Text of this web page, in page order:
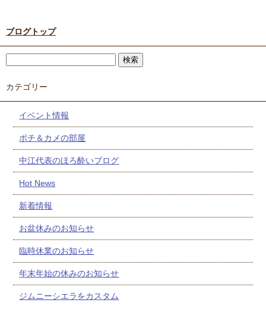
ブログトップ
カテゴリー
イベント情報
ポチ＆カメの部屋
中江代表のほろ酔いブログ
Hot News
新着情報
お盆休みのお知らせ
臨時休業のお知らせ
年末年始の休みのお知らせ
ジムニーシエラをカスタム